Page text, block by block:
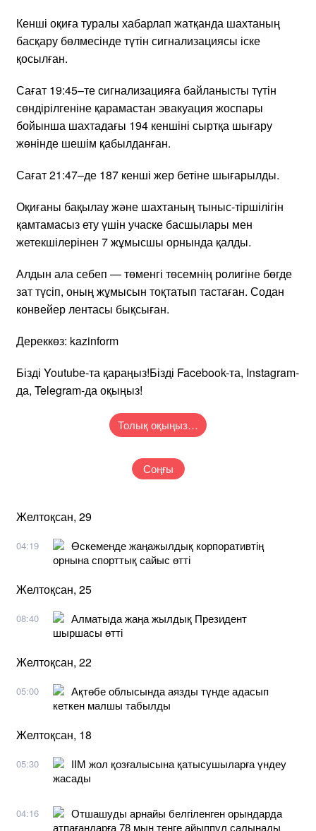
Кенші оқиға туралы хабарлап жатқанда шахтаның
басқару бөлмесінде түтін сигнализациясы іске
қосылған.
Сағат 19:45–те сигнализацияға байланысты түтін
сөндірілгеніне қарамастан эвакуация жоспары
бойынша шахтадағы 194 кеншіні сыртқа шығару
жөнінде шешім қабылданған.
Сағат 21:47–де 187 кенші жер бетіне шығарылды.
Оқиғаны бақылау және шахтаның тыныс-тіршілігін
қамтамасыз ету үшін учаске басшылары мен
жетекшілерінен 7 жұмысшы орнында қалды.
Алдын ала себеп — төменгі төсемнің ролигіне бөгде
зат түсіп, оның жұмысын тоқтатып тастаған. Содан
конвейер лентасы бықсыған.
Дереккөз: kazinform
Бізді Youtubе-та қараңыз!Бізді Facebook-та, Instagram-
да, Telegram-да оқыңыз!
Толық оқыңыз…
Соңғы
Желтоқсан, 29
04:19
Өскеменде жаңажылдық корпоративтің
орнына спорттық сайыс өтті
Желтоқсан, 25
08:40
Алматыда жаңа жылдық Президент
шыршасы өтті
Желтоқсан, 22
05:00
Ақтөбе облысында аязды түнде адасып
кеткен малшы табылды
Желтоқсан, 18
05:30
ІІМ жол қозғалысына қатысушыларға үндеу
жасады
04:16
Отшашуды арнайы белгіленген орындарда
атпағандарға 78 мың теңге айыппұл салынады